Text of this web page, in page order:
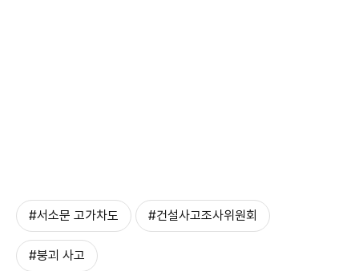
#서소문 고가차도 #건설사고조사위원회
#붕괴 사고